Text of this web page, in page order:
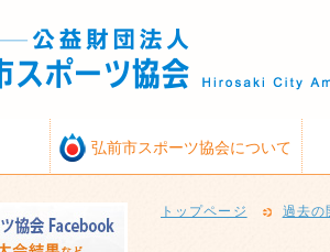
弘前市スポーツ協会について
トップページ 過去の